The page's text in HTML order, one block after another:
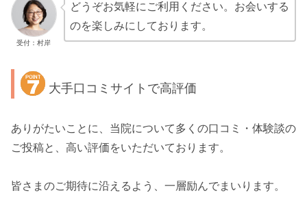
受付：村岸
どうぞお気軽にご利用ください。お会いする
のを楽しみにしております。
大手口コミサイトで高評価
ありがたいことに、当院について多くの口コミ・体験談の
ご投稿と、高い評価をいただいております。
皆さまのご期待に沿えるよう、一層励んでまいります。